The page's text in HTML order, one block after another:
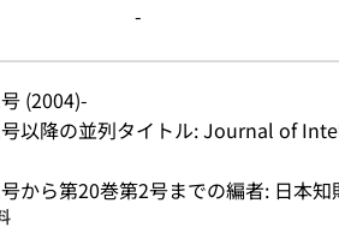
-
(2004)-
以降の並列タイトル: Journal of
から第20巻第2号までの編者: 日本知